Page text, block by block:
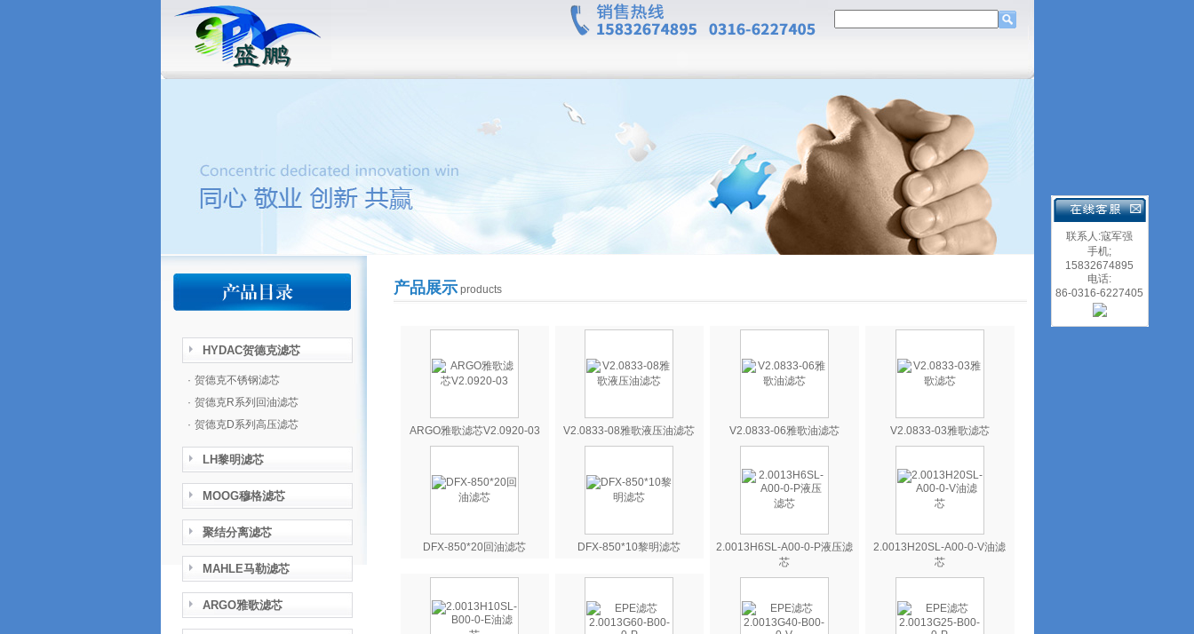
HYDAC贺德克滤芯
· 贺德克不锈钢滤芯
· 贺德克R系列回油滤芯
· 贺德克D系列高压滤芯
LH黎明滤芯
MOOG穆格滤芯
聚结分离滤芯
MAHLE马勒滤芯
ARGO雅歌滤芯
产品展示 products
ARGO雅歌滤芯V2.0920-03 V2.0833-08雅歌液压油滤芯 V2.0833-06雅歌油滤芯 V2.0833-03雅歌滤芯
DFX-850*20回油滤芯 DFX-850*10黎明滤芯
2.0013H6SL-A00-0-P液压滤
芯
2.0013H20SL-A00-0-V油滤
芯
联系人:寇军强
手机;
15832674895
电话:
86-0316-6227405